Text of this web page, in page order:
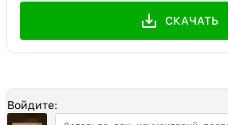
СКАЧАТЬ
Войдите: